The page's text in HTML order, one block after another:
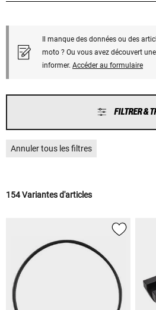
Il manque des données ou des
moto ? Ou vous avez découvert
informer. Accéder au formulaire
FILTRER &
Annuler tous les filtres
154 Variantes d'articles